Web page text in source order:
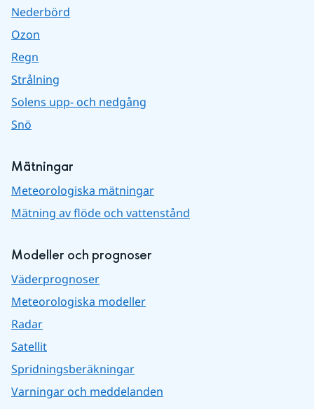
Nederbörd
Ozon
Regn
Strålning
Solens upp- och nedgång
Snö
Mätningar
Meteorologiska mätningar
Mätning av flöde och vattenstånd
Modeller och prognoser
Väderprognoser
Meteorologiska modeller
Radar
Satellit
Spridningsberäkningar
Varningar och meddelanden